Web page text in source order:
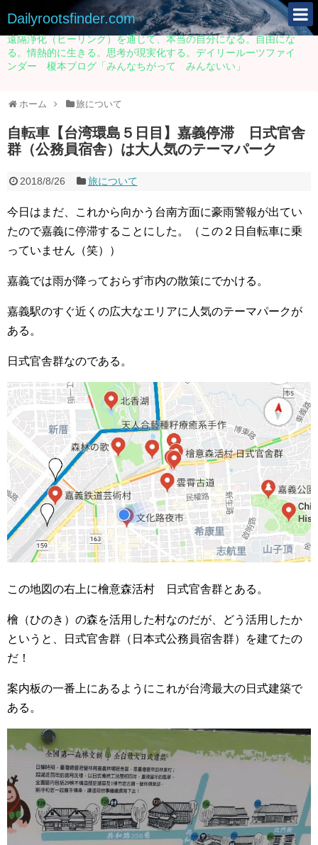
Dailyrootsfinder.com
遠隔浄化（ヒーリング）を通じて、本当の自分になる。自由にな
る。情熱的に生きる。思考が現実化する。デイリールーツファイ
ンダー 榎本ブログ「みんなちがって みんないい」
ホーム 旅について
自転車【台湾環島５日目】嘉義停滞 日式官舎
群（公務員宿舎）は大人気のテーマパーク
2018/8/26 旅について
今日はまだ、これから向かう台南方面に豪雨警報が出てい
たので嘉義に停滞することにした。（この２日自転車に乗
っていません（笑））
嘉義では雨が降っておらず市内の散策にでかける。
嘉義駅のすぐ近くの広大なエリアに人気のテーマパークが
ある。
日式官舎群なのである。
この地図の右上に檜意森活村 日式官舎群とある。
檜（ひのき）の森を活用した村なのだが、どう活用したか
というと、日式官舎群（日本式公務員宿舎群）を建てたの
だ！
案内板の一番上にあるようにこれが台湾最大の日式建築で
ある。